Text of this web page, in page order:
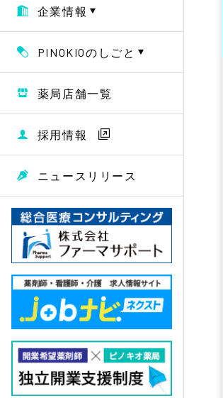
企業情報
PINOKIOのしごと
薬局店舗一覧
採用情報
ニュースリリース